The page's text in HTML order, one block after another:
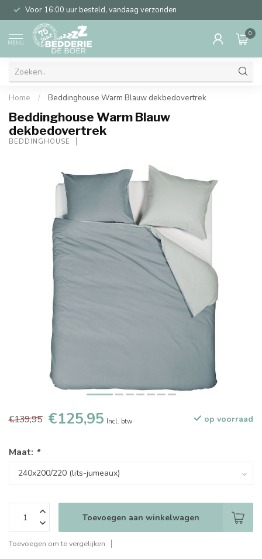
Voor 16:00 uur besteld, vandaag verzonden
MENU
0
Home / Beddinghouse Warm Blauw dekbedovertrek
Beddinghouse Warm Blauw
dekbedovertrek
BEDDINGHOUSE
€139,95 €125,95 Incl. btw op voorraad
Maat: *
Toevoegen aan winkelwagen
Toevoegen om te vergelijken